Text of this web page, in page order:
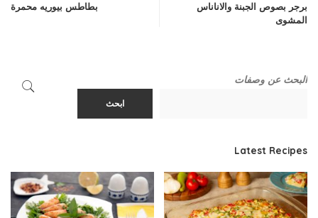
برجر بصوص الجبنة والاناناس
المشوى
بطاطس بيوريه محمرة
البحث عن وصفات
ابحث
Latest Recipes